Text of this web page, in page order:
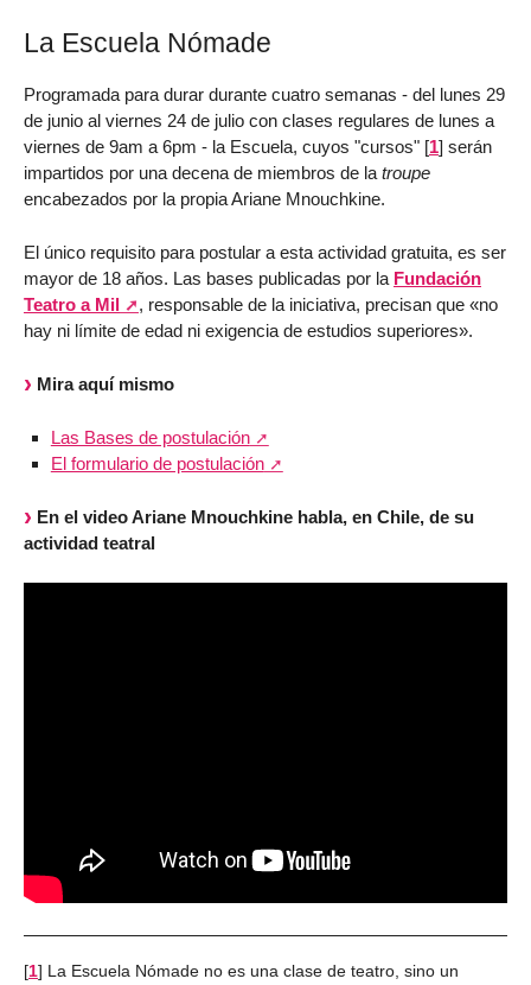
La Escuela Nómade
Programada para durar durante cuatro semanas - del lunes 29
de junio al viernes 24 de julio con clases regulares de lunes a
viernes de 9am a 6pm - la Escuela, cuyos "cursos" [1] serán
impartidos por una decena de miembros de la troupe
encabezados por la propia Ariane Mnouchkine.
El único requisito para postular a esta actividad gratuita, es ser
mayor de 18 años. Las bases publicadas por la Fundación
Teatro a Mil
, responsable de la iniciativa, precisan que «no
hay ni límite de edad ni exigencia de estudios superiores».
Mira aquí mismo
Las Bases de postulación
El formulario de postulación
En el video Ariane Mnouchkine habla, en Chile, de su
actividad teatral
[1] La Escuela Nómade no es una clase de teatro, sino un